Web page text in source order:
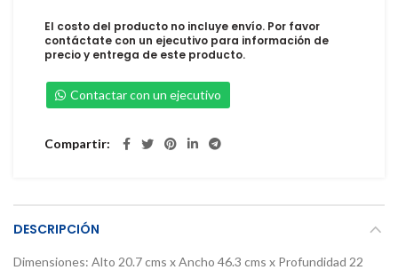
El costo del producto no incluye envío. Por favor
contáctate con un ejecutivo para información de
precio y entrega de este producto.
Contactar con un ejecutivo
Compartir
DESCRIPCIÓN
Dimensiones: Alto 20.7 cms x Ancho 46.3 cms x Profundidad 22